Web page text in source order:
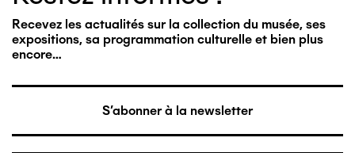
Recevez les actualités sur la collection du musée, ses
expositions, sa programmation culturelle et bien plus
encore…
S'abonner à la newsletter